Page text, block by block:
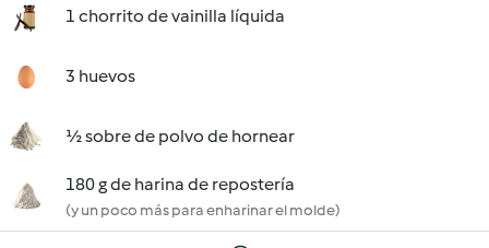
1 chorrito de vainilla líquida
3 huevos
½ sobre de polvo de hornear
180 g de harina de repostería
(y un poco más para enharinar el molde)